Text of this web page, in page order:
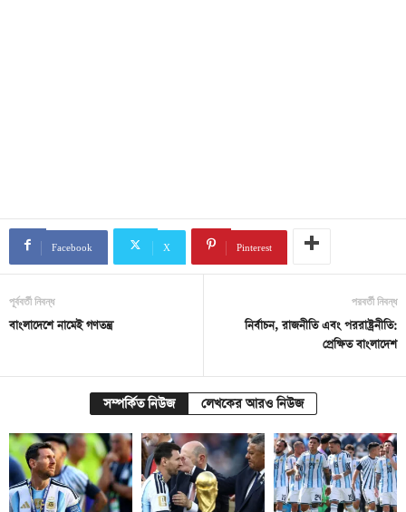
Facebook X Pinterest
পূর্ববর্তী নিবন্ধ
বাংলাদেশে নামেই গণতন্ত্র
পরবর্তী নিবন্ধ
নির্বাচন, রাজনীতি এবং পররাষ্ট্রনীতি:
প্রেক্ষিত বাংলাদেশ
সম্পর্কিত নিউজ লেখকের আরও নিউজ